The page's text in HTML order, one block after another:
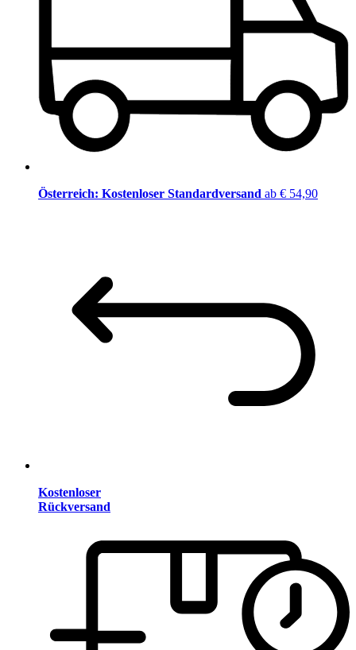
Österreich: Kostenloser Standardversand ab € 54,90
Kostenloser
Rückversand